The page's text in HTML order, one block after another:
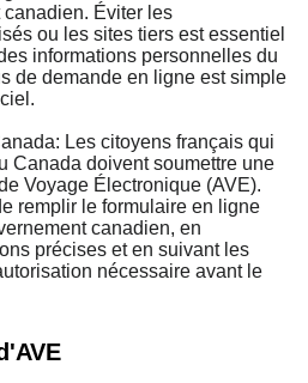
Éviter les
ou les sites tiers est essentiel
informations personnelles du
de demande en ligne est simple
Les citoyens français qui
Canada doivent soumettre une
Voyage Électronique (AVE).
remplir le formulaire en ligne
canadien, en
précises et en suivant les
nécessaire avant le